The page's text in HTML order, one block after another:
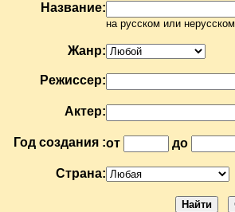
Название:
на русском или нерусском
Жанр:
Режиссер:
Актер:
Год создания :от до
Страна: